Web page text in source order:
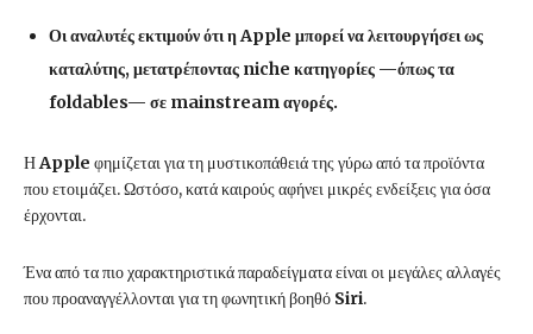
Οι αναλυτές εκτιμούν ότι η Apple μπορεί να λειτουργήσει ως
καταλύτης, μετατρέποντας niche κατηγορίες —όπως τα
foldables— σε mainstream αγορές.
ΗApple φημίζεται για τη μυστικοπάθειά της γύρω από τα προϊόντα
που ετοιμάζει. Ωστόσο, κατά καιρούς αφήνει μικρές ενδείξεις για όσα
έρχονται.
Ένα από τα πιο χαρακτηριστικά παραδείγματα είναι οι μεγάλες αλλαγές
που προαναγγέλλονται για τη φωνητική βοηθό Siri.